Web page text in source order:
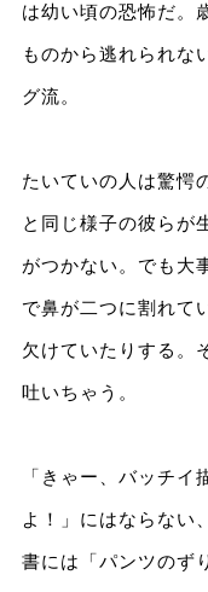
は幼い頃の恐怖だ。
ものから逃れられな
グ流。
たいていの人は驚愕
と同じ様子の彼らが
がつかない。でも大
で鼻が二つに割れて
欠けていたりする。
吐いちゃう。
「きゃー、バッチ
よ！」にはならない
書には「パンツのず